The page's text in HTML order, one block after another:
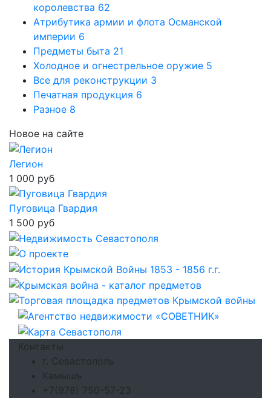
королевства 62
Атрибутика армии и флота Османской
империи 6
Предметы быта 21
Холодное и огнестрельное оружие 5
Все для реконструкции 3
Печатная продукция 6
Разное 8
Новое на сайте
Легион
1 000 руб
Пуговица Гвардия
1 500 руб
Контакты
г. Севастополь
Камышъ
+7(978) 750-57-23